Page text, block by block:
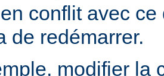
conflit avec
de redémarrer.
modifier la